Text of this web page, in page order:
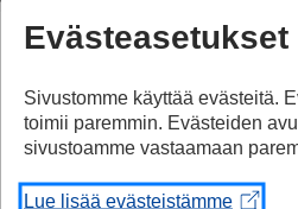
”Heinäkuu oli
lämmin”
Evästeasetukset
Sivustomme käyttää evästeitä.
toimii paremmin. Evästeiden
sivustoamme vastaamaan
Lue lisää evästeistämme